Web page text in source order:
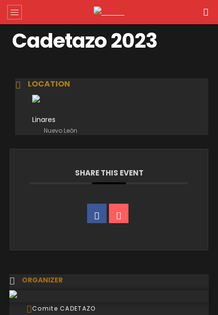
Cadetazo 2023
LOCATION
Linares
Nuevo León
SHARE THIS EVENT
ORGANIZER
Comite CADETAZO